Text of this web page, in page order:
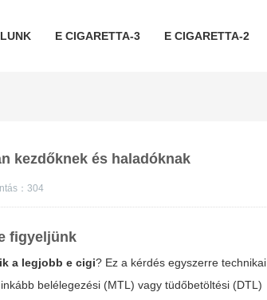
E CIGARETTA-3 E CIGARETTA-2
kezdőknek és haladóknak
：304
figyeljünk
a legjobb e cigi? Ez a kérdés egyszerre technikai
belélegezési (MTL) vagy tüdőbetöltési (DTL)